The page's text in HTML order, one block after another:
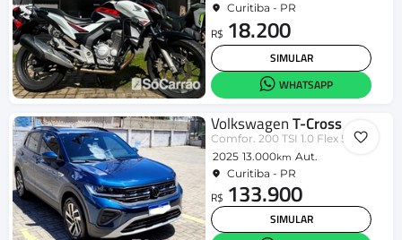
Curitiba - PR
R$ 18.200
SIMULAR
WHATSAPP
VolkswagenT-Cross
Comfor. 200 TSI 1.0 Flex 5p Aut.
2025 13.000km Aut.
Curitiba - PR
R$ 133.900
SIMULAR